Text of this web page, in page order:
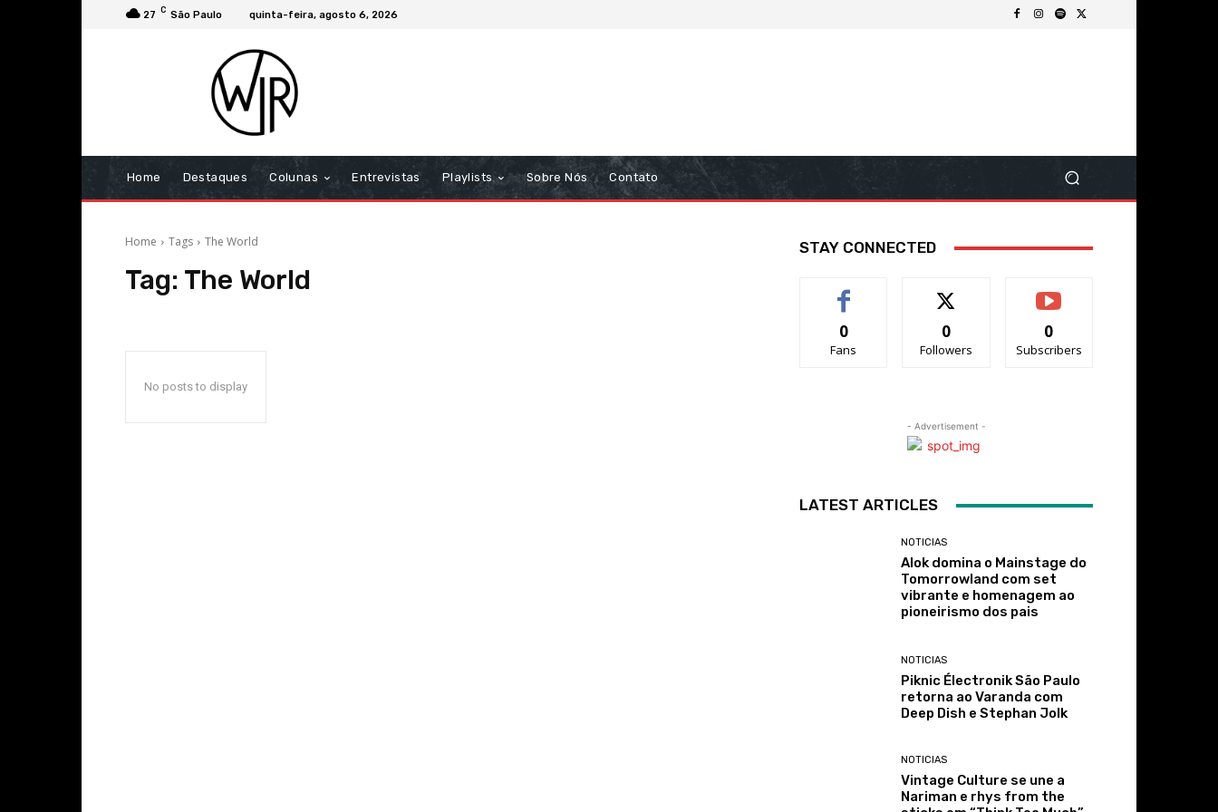
27 C São Paulo quinta-feira, agosto 6, 2026
Home Destaques Colunas Entrevistas Playlists Sobre Nós Contato
Home Tags The World
Tag: The World
No posts to display
STAY CONNECTED
0
Fans
0
Followers
0
Subscribers
- Advertisement -
LATEST ARTICLES
NOTICIAS
Alok domina o Mainstage do
Tomorrowland com set
vibrante e homenagem ao
pioneirismo dos pais
NOTICIAS
Piknic Électronik São Paulo
retorna ao Varanda com
Deep Dish e Stephan Jolk
NOTICIAS
Vintage Culture se une a
Nariman e rhys from the